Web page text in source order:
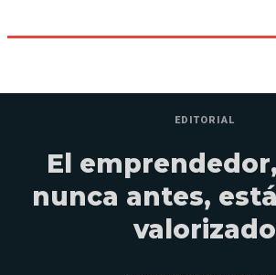
EDITORIAL
El
nunca antes,
valorizado